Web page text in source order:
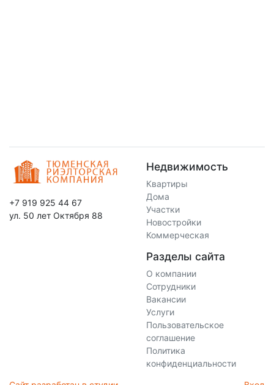
+7 919 925 44 67
ул. 50 лет Октября 88
Недвижимость
Квартиры
Дома
Участки
Новостройки
Коммерческая
Разделы сайта
О компании
Сотрудники
Вакансии
Услуги
Пользовательское
соглашение
Политика
конфиденциальности